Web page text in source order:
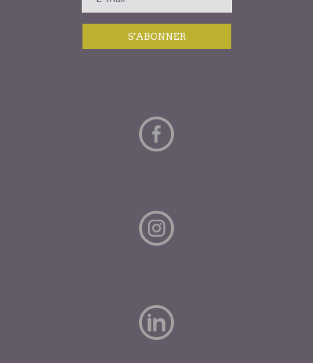
S'ABONNER